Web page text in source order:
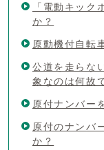
「電動キック
か？
原動機付自転
公道を走らな
象なのは何故
原付ナンバー
原付のナンバ
か？